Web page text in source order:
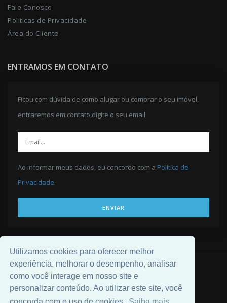
Utilizamos cookies para oferecer melhor
experiência, melhorar o desempenho, analisar
como você interage em nosso site e
personalizar conteúdo. Ao utilizar este site, você
Fale Conosco
Politicas de Privacidade
Área do Cliente
ENTRAMOS EM CONTATO
Ficou com dúvida de como alugar ou comprar o seu imóvel,
entraremos em contato,digite o seu email
Ao informar meus dados, eu concordo com a Política de
Privacidade.
ENVIAR
© 2026 Desenvolvido porUniversal Software